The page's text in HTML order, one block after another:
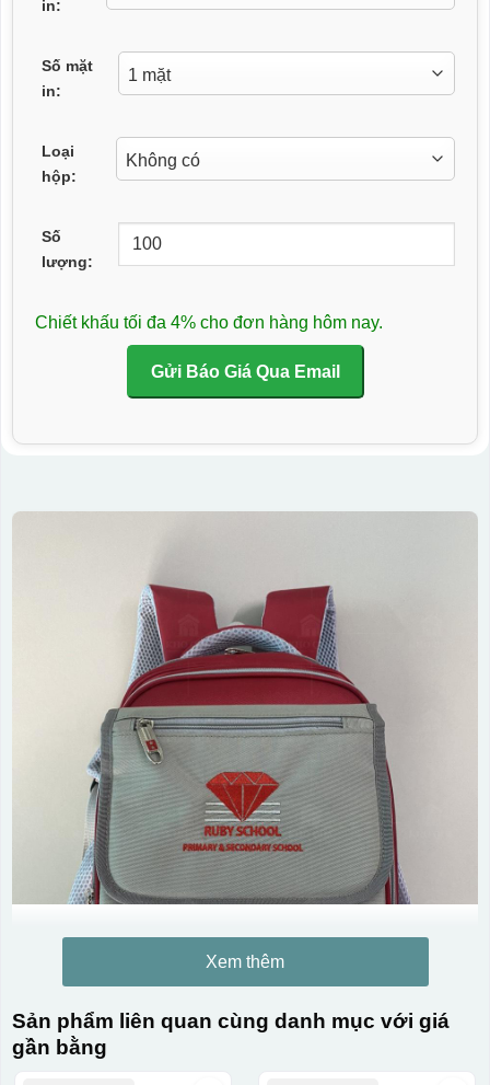
in:
Số mặt
in:
Loại
hộp:
Số
lượng:
Chiết khấu tối đa 4% cho đơn hàng hôm nay.
Gửi Báo Giá Qua Email
Xem thêm
Sản phẩm liên quan cùng danh mục với giá
gần bằng